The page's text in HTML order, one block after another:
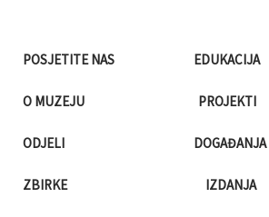
POSJETITE NAS
O MUZEJU
ODJELI
ZBIRKE
EDUKACIJA
PROJEKTI
DOGAĐANJA
IZDANJA